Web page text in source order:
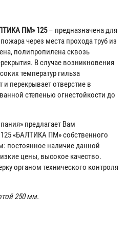
ПМ» 125– предназначена для
через места прохода труб из
полипропилена сквозь
В случае возникновения
температур гильза
перекрывает отверстие в
степенью огнестойкости до
предлагает Вам
«БАЛТИКА ПМ» собственного
постоянное наличие данной
цены, высокое качество.
органом технического контроля
250 мм.